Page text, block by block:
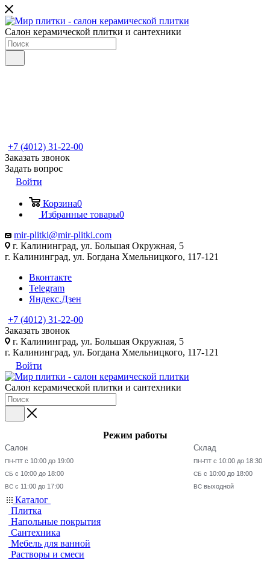
Салон керамической плитки и сантехники
+7 (4012) 31-22-00
Заказать звонок
Задать вопрос
Войти
Корзина0
Избранные товары0
mir-plitki@mir-plitki.com
г. Калининград, ул. Большая Окружная, 5
г. Калининград, ул. Богдана Хмельницкого, 117-121
Вконтакте
Telegram
Яндекс.Дзен
+7 (4012) 31-22-00
Заказать звонок
г. Калининград, ул. Большая Окружная, 5
г. Калининград, ул. Богдана Хмельницкого, 117-121
Войти
Салон керамической плитки и сантехники
Режим работы
Салон
ПН-ПТ с 10:00 до 19:00
СБ с 10:00 до 18:00
ВС с 11:00 до 17:00
Склад
ПН-ПТ с 10:00 до 18:30
СБ с 10:00 до 18:00
ВС выходной
Каталог
Плитка
Напольные покрытия
Сантехника
Мебель для ванной
Растворы и смеси